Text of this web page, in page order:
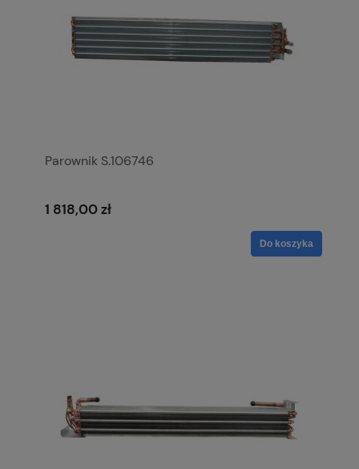
Parownik S.106746
1 818,00 zł
Do koszyka